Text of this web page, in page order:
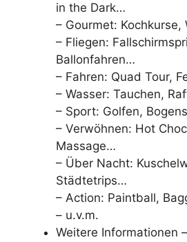
in the Dark…
– Gourmet:
– Fliegen:
Ballonfahren…
– Fahren: Quad Tour,
– Wasser: Tauchen,
– Sport: Golfen,
– Verwöhnen: Hot
Massage…
– Über Nacht:
Städtetrips…
– Action: Paintball,
– u.v.m.
Weitere Informationen